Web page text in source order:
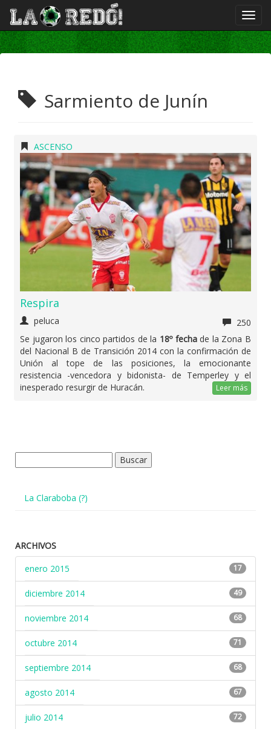
Sarmiento de Junín
ASCENSO
Respira
peluca
250
Se jugaron los cinco partidos de la 18º fechade la Zona B
del Nacional B de Transición 2014 con la confirmación de
Unión al tope de las posiciones, la emocionante
resistencia -vencedora y bidonista- de Temperley y el
inesperado resurgir de Huracán.
Leer más
La Claraboba (?)
ARCHIVOS
enero 2015
17
diciembre 2014 49
noviembre 2014 68
octubre 2014 71
septiembre 2014 68
agosto 2014 67
julio 2014 72